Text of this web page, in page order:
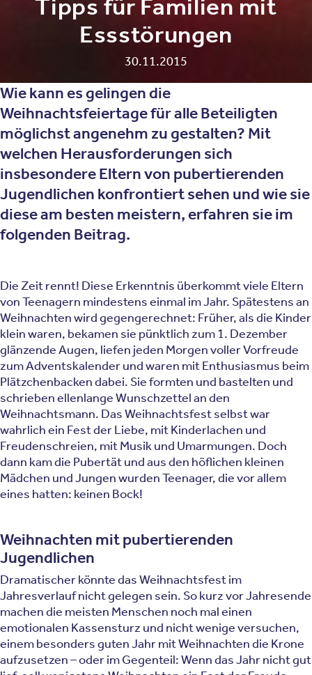
Tipps für Familien mit
Essstörungen
30.11.2015
Wie kann es gelingen die
Weihnachtsfeiertage für alle Beteiligten
möglichst angenehm zu gestalten? Mit
welchen Herausforderungen sich
insbesondere Eltern von pubertierenden
Jugendlichen konfrontiert sehen und wie sie
diese am besten meistern, erfahren sie im
folgenden Beitrag.
Die Zeit rennt! Diese Erkenntnis überkommt viele Eltern
von Teenagern mindestens einmal im Jahr. Spätestens an
Weihnachten wird gegengerechnet: Früher, als die Kinder
klein waren, bekamen sie pünktlich zum 1. Dezember
glänzende Augen, liefen jeden Morgen voller Vorfreude
zum Adventskalender und waren mit Enthusiasmus beim
Plätzchenbacken dabei. Sie formten und bastelten und
schrieben ellenlange Wunschzettel an den
Weihnachtsmann. Das Weihnachtsfest selbst war
wahrlich ein Fest der Liebe, mit Kinderlachen und
Freudenschreien, mit Musik und Umarmungen. Doch
dann kam die Pubertät und aus den höflichen kleinen
Mädchen und Jungen wurden Teenager, die vor allem
eines hatten: keinen Bock!
Weihnachten mit pubertierenden
Jugendlichen
Dramatischer könnte das Weihnachtsfest im
Jahresverlauf nicht gelegen sein. So kurz vor Jahresende
machen die meisten Menschen noch mal einen
emotionalen Kassensturz und nicht wenige versuchen,
einem besonders guten Jahr mit Weihnachten die Krone
aufzusetzen – oder im Gegenteil: Wenn das Jahr nicht gut